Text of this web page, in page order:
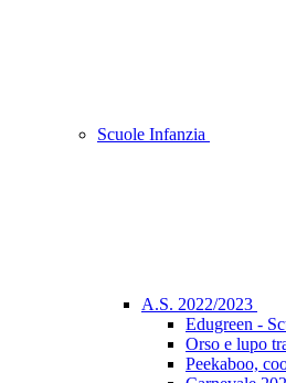
Scuole Infanzia
A.S. 2022/2023
Edugreen -
Orso e lupo
Peekaboo,